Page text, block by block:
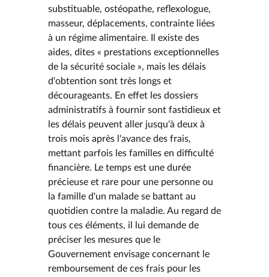
substituable, ostéopathe, reflexologue,
masseur, déplacements, contrainte liées
à un régime alimentaire. Il existe des
aides, dites « prestations exceptionnelles
de la sécurité sociale », mais les délais
d'obtention sont très longs et
décourageants. En effet les dossiers
administratifs à fournir sont fastidieux et
les délais peuvent aller jusqu'à deux à
trois mois après l'avance des frais,
mettant parfois les familles en difficulté
financière. Le temps est une durée
précieuse et rare pour une personne ou
la famille d'un malade se battant au
quotidien contre la maladie. Au regard de
tous ces éléments, il lui demande de
préciser les mesures que le
Gouvernement envisage concernant le
remboursement de ces frais pour les